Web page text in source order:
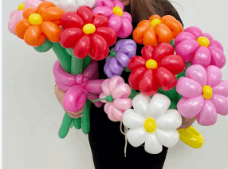
Інформація